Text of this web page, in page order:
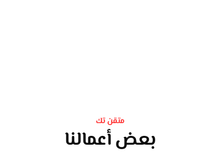
متقن تك
بعض أعمالنا